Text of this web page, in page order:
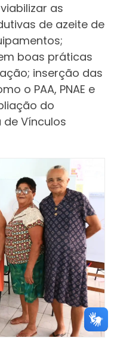
as
de azeite de
boas práticas
inserção das
o PAA, PNAE e
do
de Vínculos